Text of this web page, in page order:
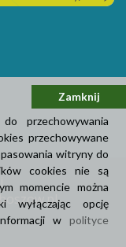
przechowywania
przechowywane
witryny do
cookies nie są
momencie można
wyłączając opcję
w polityce
Zamknij